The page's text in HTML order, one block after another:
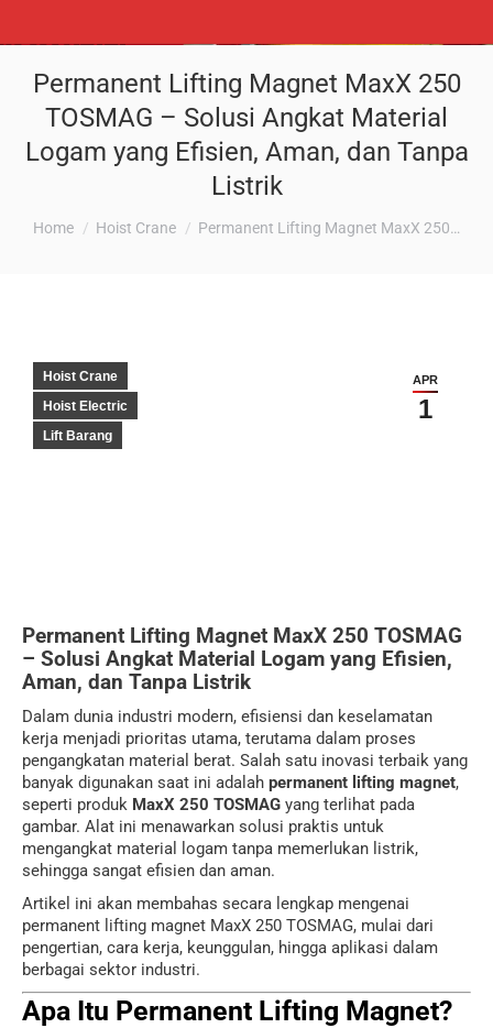
Permanent Lifting Magnet MaxX 250
TOSMAG – Solusi Angkat Material
Logam yang Efisien, Aman, dan Tanpa
Listrik
Home Hoist Crane Permanent Lifting Magnet MaxX 250…
APR
1
Hoist Crane
Hoist Electric
Lift Barang
Permanent Lifting Magnet MaxX 250 TOSMAG
– Solusi Angkat Material Logam yang Efisien,
Aman, dan Tanpa Listrik
Dalam dunia industri modern, efisiensi dan keselamatan
kerja menjadi prioritas utama, terutama dalam proses
pengangkatan material berat. Salah satu inovasi terbaik yang
banyak digunakan saat ini adalah permanent lifting magnet,
seperti produk MaxX 250 TOSMAG yang terlihat pada
gambar. Alat ini menawarkan solusi praktis untuk
mengangkat material logam tanpa memerlukan listrik,
sehingga sangat efisien dan aman.
Artikel ini akan membahas secara lengkap mengenai
permanent lifting magnet MaxX 250 TOSMAG, mulai dari
pengertian, cara kerja, keunggulan, hingga aplikasi dalam
berbagai sektor industri.
Apa Itu Permanent Lifting Magnet?